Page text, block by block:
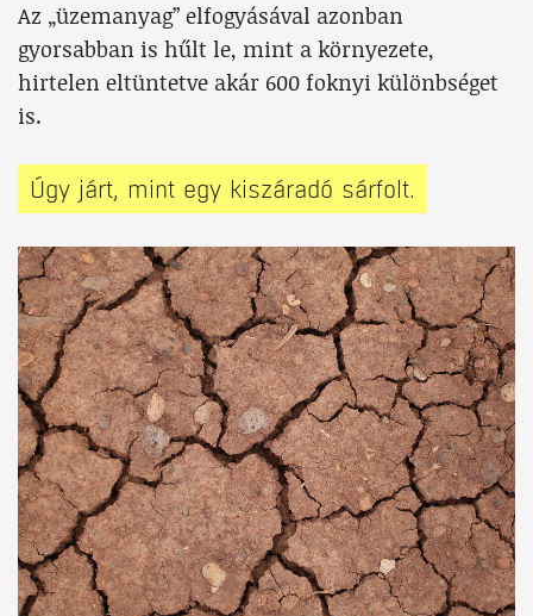
Az „üzemanyag” elfogyásával azonban
gyorsabban is hűlt le, mint a környezete,
hirtelen eltüntetve akár 600 foknyi különbséget
is.
Úgy járt, mint egy kiszáradó sárfolt.